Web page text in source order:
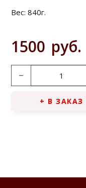
Вес:840г.
1500 руб.
+ В ЗАКАЗ